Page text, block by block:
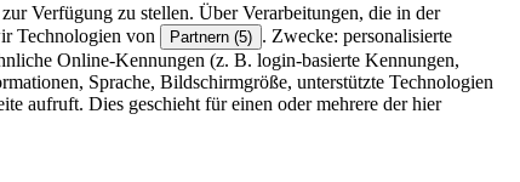
Verfügung zu stellen. Über Verarbeitungen, die in der
Technologien von Partnern (5) . Zwecke: personalisierte
Online-Kennungen (z. B. login-basierte Kennungen,
Sprache, Bildschirmgröße, unterstützte Technologien
aufruft. Dies geschieht für einen oder mehrere der hier